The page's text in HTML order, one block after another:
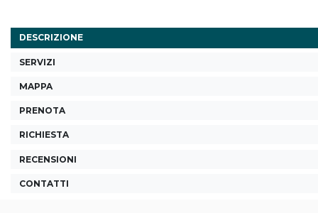
DESCRIZIONE
SERVIZI
MAPPA
PRENOTA
RICHIESTA
RECENSIONI
CONTATTI